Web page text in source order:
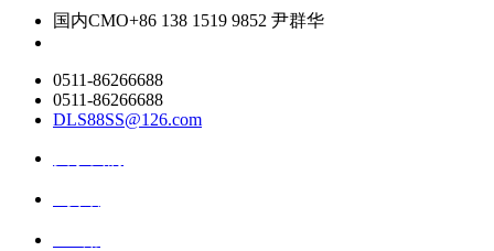
国内CMO+86 138 1519 9852 尹群华
0511-86266688
0511-86266688
DLS88SS@126.com